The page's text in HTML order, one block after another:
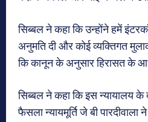
सिब्बल ने कहा कि उन्होंने हमें
अनुमति दी और कोई व्यक्तिगत
कि कानून के अनुसार हिरासत के
सिब्बल ने कहा कि इस न्यायालय
फैसला न्यायमूर्ति जे बी